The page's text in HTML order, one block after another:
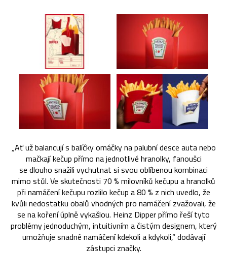
„Ať už balancují s balíčky omáčky na palubní desce auta nebo
mačkají kečup přímo na jednotlivé hranolky, fanoušci
se dlouho snažili vychutnat si svou oblíbenou kombinaci
mimo stůl. Ve skutečnosti 70 % milovníků kečupu a hranolků
při namáčení kečupu rozlilo kečup a 80 % z nich uvedlo, že
kvůli nedostatku obalů vhodných pro namáčení zvažovali, že
se na koření úplně vykašlou. Heinz Dipper přímo řeší tyto
problémy jednoduchým, intuitivním a čistým designem, který
umožňuje snadné namáčení kdekoli a kdykoli,“ dodávají
zástupci značky.